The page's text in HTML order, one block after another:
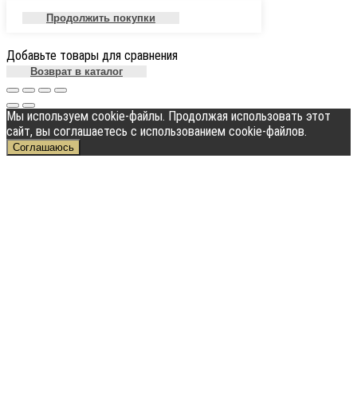
Продолжить покупки
Добавьте товары для сравнения
Возврат в каталог
Мы используем cookie-файлы. Продолжая использовать этот
сайт, вы соглашаетесь с использованием cookie-файлов.
Соглашаюсь